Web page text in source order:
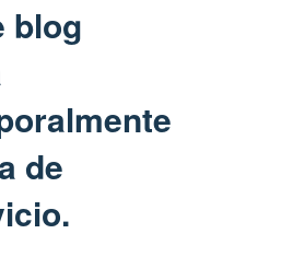
blog
de